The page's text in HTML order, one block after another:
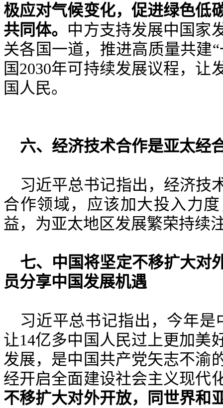
极应对气候变化，促进绿色低
共同体。 中方支持发展中国家
关各国一道，推进高质量共建“
国2030年可持续发展议程，让
国人民。
六、 经济技术合作是亚太经
习近平总书记指出，经济技
合作领域，应该加大投入力
益，为亚太地区发展繁荣持续
七、 中国将坚定不移扩大对
员分享中国发展机遇
习近平总书记指出，今年是
让14亿多中国人民过上更加美
发展，是中国共产党矢志不渝
经开启全面建设社会主义现代
不移扩大对外开放，同世界和